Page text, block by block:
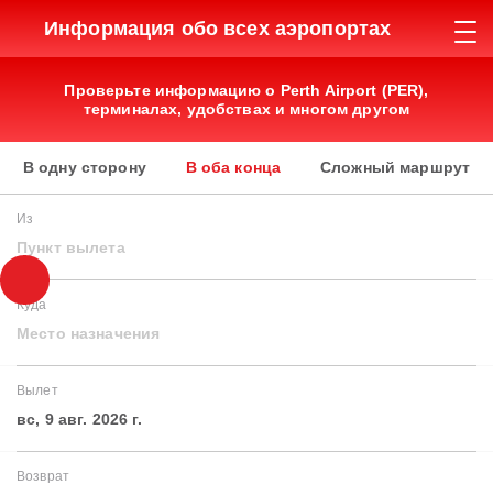
Информация обо всех аэропортах
Проверьте информацию о Perth Airport (PER),
терминалах, удобствах и многом другом
В одну сторону В оба конца Сложный маршрут
Из
Пункт вылета
Куда
Место назначения
Вылет
вс, 9 авг. 2026 г.
Возврат